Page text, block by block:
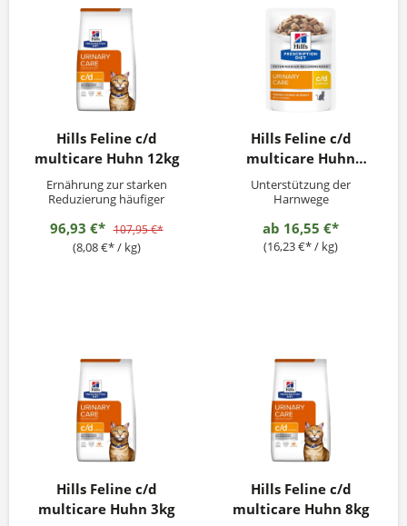
Hills Feline c/d
multicare Huhn 12kg
Ernährung zur starken
Reduzierung häufiger
96,93 €* 107,95 €*
(8,08 €* / kg)
Hills Feline c/d
multicare Huhn
12x85g
Unterstützung der
Harnwege
ab 16,55 €*
(16,23 €* / kg)
Hills Feline c/d
multicare Huhn 3kg
Hills Feline c/d
multicare Huhn 8kg